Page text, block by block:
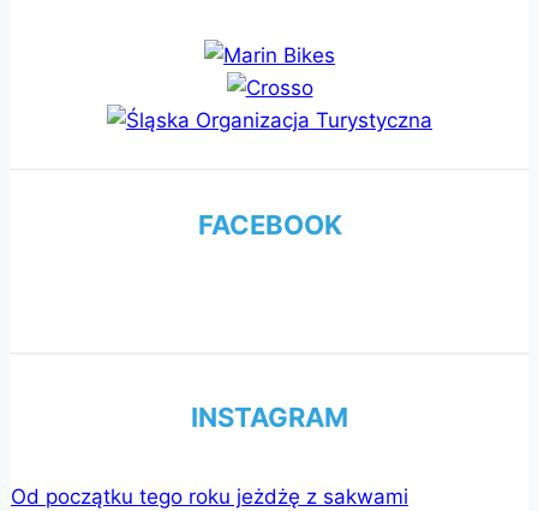
FACEBOOK
INSTAGRAM
Od początku tego roku jeżdżę z sakwami